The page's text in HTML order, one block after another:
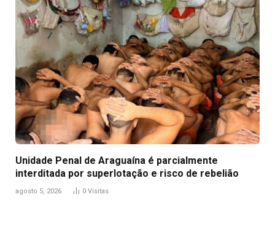
Unidade Penal de Araguaína é parcialmente
interditada por superlotação e risco de rebelião
agosto 5, 2026 0 Visitas